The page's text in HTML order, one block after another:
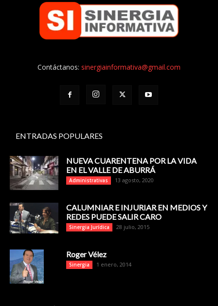
Contáctanos: sinergiainformativa@gmail.com
ENTRADAS POPULARES
NUEVA CUARENTENA POR LA VIDA
EN EL VALLE DE ABURRÁ
Administrativas 13 agosto, 2020
CALUMNIAR E INJURIAR EN MEDIOS Y
REDES PUEDE SALIR CARO
Sinergia Jurídica 28 julio, 2015
Roger Vélez
Sinergia 1 enero, 2014